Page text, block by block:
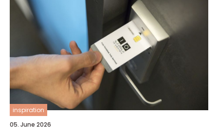
inspiration
05. June 2026